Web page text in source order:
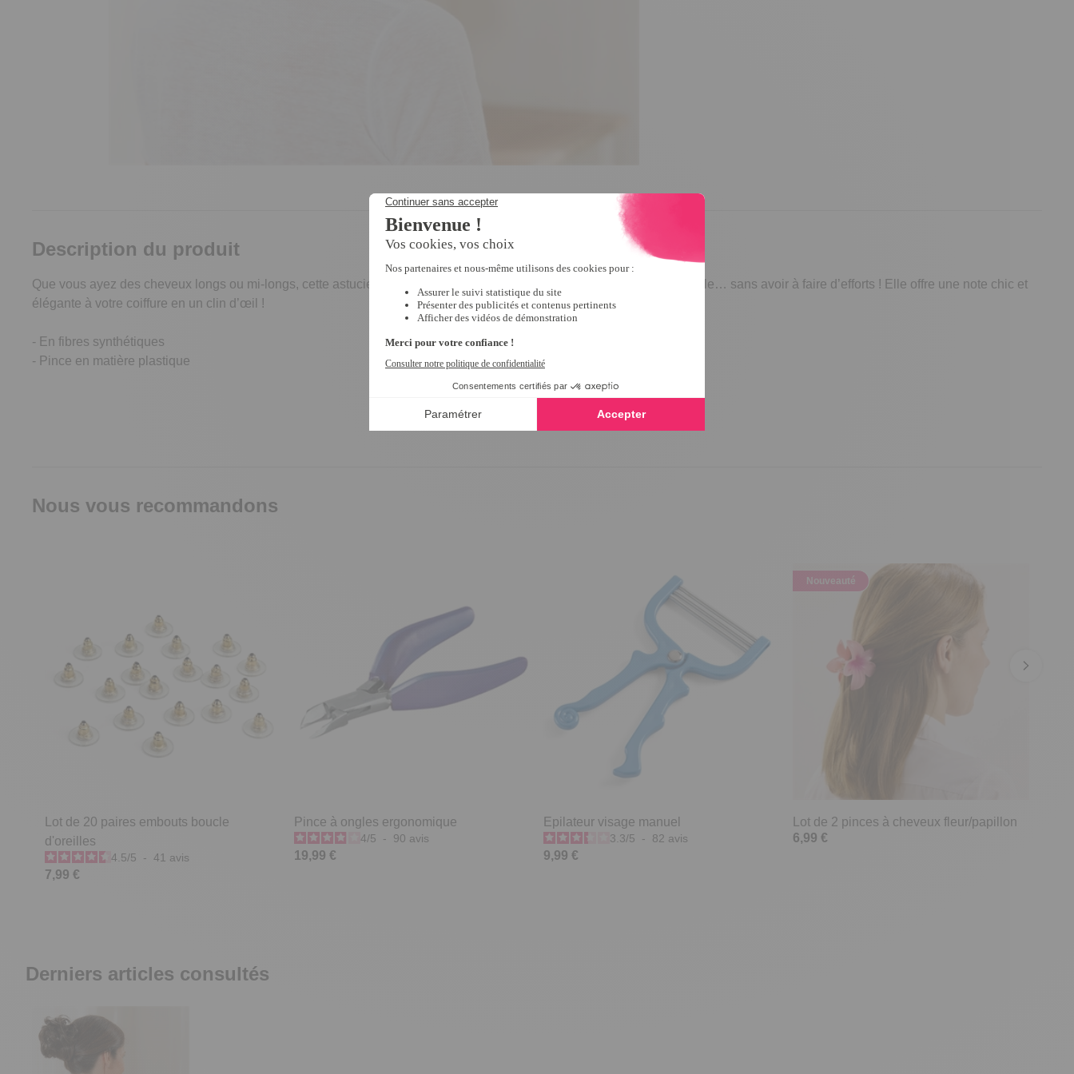
Description du produit
Que vous ayez des cheveux longs ou mi-longs, cette astucieuse pince
plein de style… sans avoir à faire d’efforts ! Elle offre une note chic et
élégante à votre coiffure en un clin d’œil !
- En fibres synthétiques
- Pince en matière plastique
Nous vous recommandons
Lot de 20 paires embouts boucle
d'oreilles
4.5/5 - 41 avis
7,99 €
Pince à ongles ergonomique
4/5 - 90 avis
19,99 €
Epilateur visage manuel
3.3/5 - 82 avis
9,99 €
Nouveauté
Lot de 2 pinces à cheveux fleur/papillon
6,99 €
Derniers articles consultés